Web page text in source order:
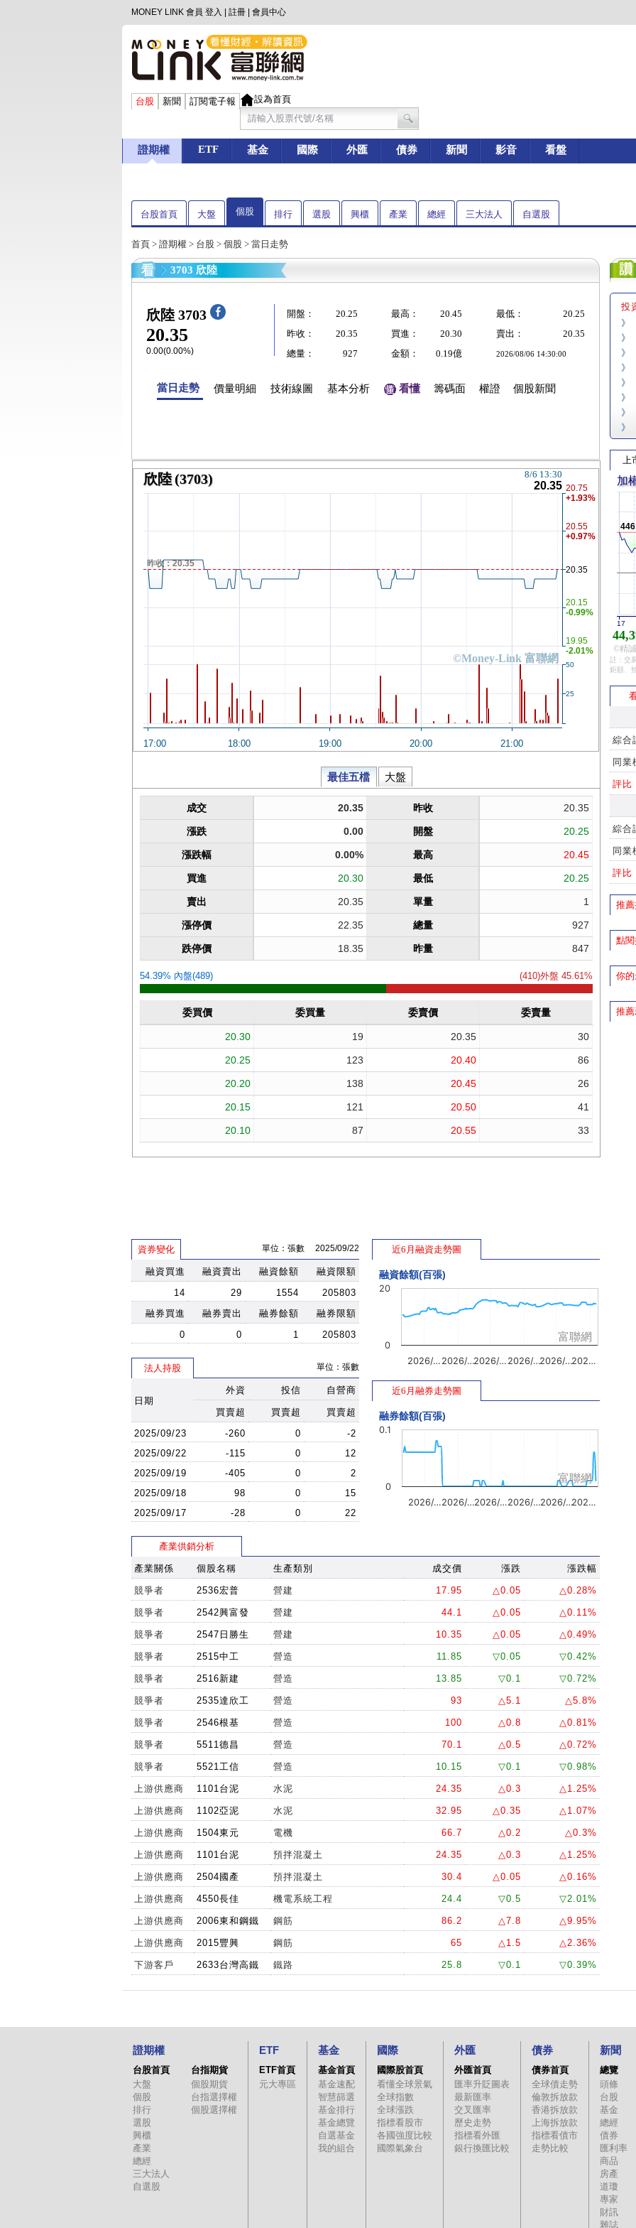
MONEY LINK 會員 登入 註冊 會員中心
台股 新聞 訂閱電子報 設為首頁
證期權 ETF 基金 國際 外匯 債券 新聞 影音 看盤
台股首頁 大盤 個股 排行 選股 興櫃 產業 總經 三大法人 自選股
首頁 > 證期權 > 台股 > 個股 > 當日走勢
3703 欣陸
欣陸 3703
20.35
0.00(0.00%)
開盤： 20.25 最高： 20.45 最低：
20.25
昨收：
20.35 買進： 20.30 賣出：
20.35
總量：
927 金額： 0.19億 2026/08/06 14:30:00
當日走勢 價量明細 技術線圖 基本分析 看懂 籌碼面 權證 個股新聞
資券變化 單位：張數 2025/09/22
融資買進 融資賣出 融資餘額
融資限額
14
29 1554
205803
融券買進
融券賣出 融券餘額
融券限額
0
0 1 205803
法人持股 單位：張數
日期
外資 投信 自營商
買賣超 買賣超
買賣超
2025/09/23
-260 0
-2
2025/09/22
-115 0
12
2025/09/19
-405 0
2
2025/09/18
98 0
15
2025/09/17
-28 0 22
近6月融資走勢圖
融資餘額(百張)
2026/… 2026/…2026/… 2026/…2026/…202…
0
20
富聯網
近6月融券走勢圖
融券餘額(百張)
2026/…2026/…2026/…2026/…2026/…202…
0
0.1
富聯網
產業供銷分析
產業關係 個股名稱 生產類別 成交價 漲跌 漲跌幅
競爭者 2536宏普 營建 17.95 △0.05 △0.28%
競爭者 2542興富發 營建 44.1 △0.05 △0.11%
競爭者 2547日勝生 營建 10.35 △0.05 △0.49%
競爭者 2515中工 營造 11.85 ▽0.05 ▽0.42%
競爭者 2516新建 營造 13.85 ▽0.1 ▽0.72%
競爭者 2535達欣工 營造 93 △5.1 △5.8%
競爭者 2546根基 營造 100 △0.8 △0.81%
競爭者 5511德昌 營造 70.1 △0.5 △0.72%
競爭者 5521工信 營造 10.15 ▽0.1 ▽0.98%
上游供應商 1101台泥 水泥 24.35 △0.3 △1.25%
上游供應商 1102亞泥 水泥 32.95 △0.35 △1.07%
上游供應商 1504東元 電機 66.7 △0.2 △0.3%
上游供應商 1101台泥 預拌混凝土 24.35 △0.3 △1.25%
上游供應商 2504國產 預拌混凝土 30.4 △0.05 △0.16%
上游供應商 4550長佳 機電系統工程 24.4 ▽0.5 ▽2.01%
上游供應商 2006東和鋼鐵 鋼筋 86.2 △7.8 △9.95%
上游供應商 2015豐興 鋼筋 65 △1.5 △2.36%
下游客戶 2633台灣高鐵 鐵路 25.8 ▽0.1 ▽0.39%
投
》
》
》
》
》
》
》
》
上
加
17
©精
註：交
鉅額、
綜合
同業
評比
綜合
同業
評比
推
點
你
推
證期權
台股首頁
大盤
個股
排行
選股
興櫃
產業
總經
三大法人
自選股
台指期貨
個股期貨
台指選擇權
個股選擇權
ETF
ETF首頁
元大專區
基金
基金首頁
基金速配
智慧篩選
基金排行
基金總覽
自選基金
我的組合
國際
國際股首頁
看懂全球景氣
全球指數
全球漲跌
指標看股市
各國強度比較
國際氣象台
外匯
外匯首頁
匯率升貶圖表
最新匯率
交叉匯率
歷史走勢
指標看外匯
銀行換匯比較
債券
債券首頁
全球債走勢
倫敦拆放款
香港拆放款
上海拆放款
指標看債市
走勢比較
新聞
總覽
頭條
台股
基金
總經
債券
匯利率
商品
房產
道瓊
專家
財訊
雜誌